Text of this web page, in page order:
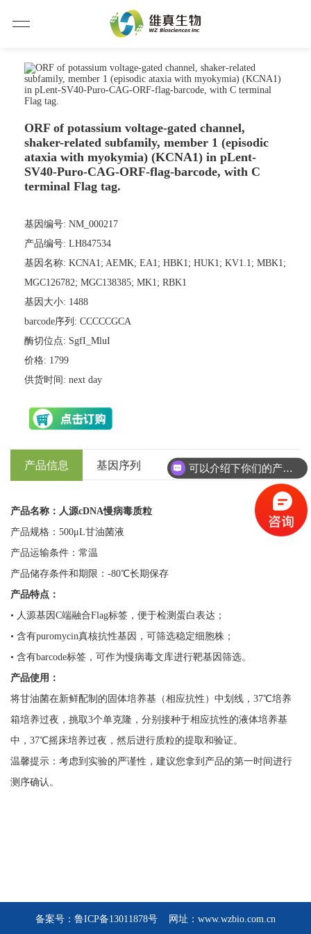
ORF of potassium voltage-gated channel,
shaker-related subfamily, member 1 (episodic
ataxia with myokymia) (KCNA1) in pLent-
SV40-Puro-CAG-ORF-flag-barcode, with C
terminal Flag tag.
基因编号: NM_000217
产品编号: LH847534
基因名称: KCNA1; AEMK; EA1; HBK1; HUK1; KV1.1; MBK1;
MGC126782; MGC138385; MK1; RBK1
基因大小: 1488
barcode序列: CCCCCGCA
酶切位点: SgfI_MluI
价格: 1799
供货时间: next day
产品信息 基因序列 免责声明
产品名称：人源cDNA慢病毒质粒
产品规格：500μL甘油菌液
产品运输条件：常温
产品储存条件和期限：-80℃长期保存
产品特点：
• 人源基因C端融合Flag标签，便于检测蛋白表达；
• 含有puromycin真核抗性基因，可筛选稳定细胞株；
• 含有barcode标签，可作为慢病毒文库进行靶基因筛选。
产品使用：
将甘油菌在新鲜配制的固体培养基（相应抗性）中划线，37℃培养
箱培养过夜，挑取3个单克隆，分别接种于相应抗性的液体培养基
中，37℃摇床培养过夜，然后进行质粒的提取和验证。
温馨提示：考虑到实验的严谨性，建议您拿到产品的第一时间进行
测序确认。
备案号： 鲁ICP备13011878号 网址：www.wzbio.com.cn
可以介绍下你们的产品么？